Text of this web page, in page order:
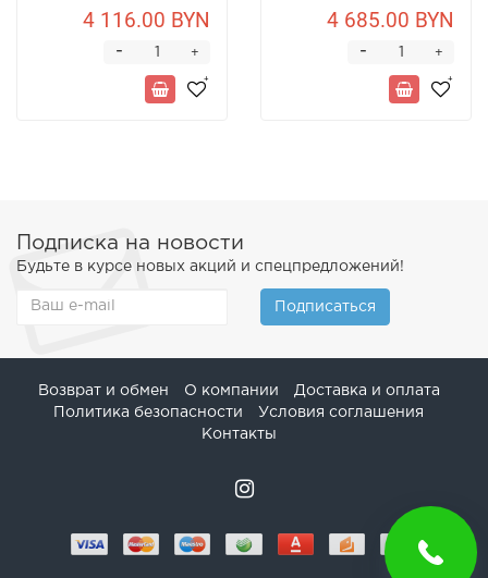
4 116.00 BYN
+
-
4 685.00 BYN
+
-
Подписка на новости
Будьте в курсе новых акций и спецпредложений!
Подписаться
Возврат и обмен О компании
Доставка и оплата
Политика безопасности
Условия соглашения
Контакты